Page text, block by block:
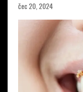
čec 20, 2024